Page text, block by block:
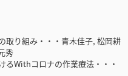
取り組み・・・青木佳子, 松岡耕
秀
Withコロナの作業療法・・・